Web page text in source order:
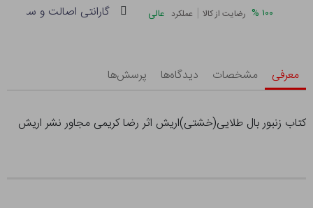
۱۰۰ % رضایت از کالا | عملکرد عالی گارانتی اصالت و سلامت
معرفی مشخصات دیدگاه‌ها پرسش‌ها
کتاب زنبور بال طلایی(خشتی)اریش اثر رضا کریمی مجاور نشر اریش